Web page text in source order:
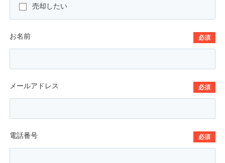
売却したい
お名前 必須
メールアドレス 必須
電話番号 必須